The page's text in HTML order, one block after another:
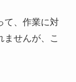
て、作業に対
せんが、こ